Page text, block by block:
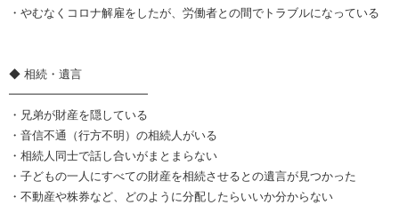
・やむなくコロナ解雇をしたが、労働者との間でトラブルになっている
◆ 相続・遺言
━━━━━━━━━━━━
・兄弟が財産を隠している
・音信不通（行方不明）の相続人がいる
・相続人同士で話し合いがまとまらない
・子どもの一人にすべての財産を相続させるとの遺言が見つかった
・不動産や株券など、どのように分配したらいいか分からない